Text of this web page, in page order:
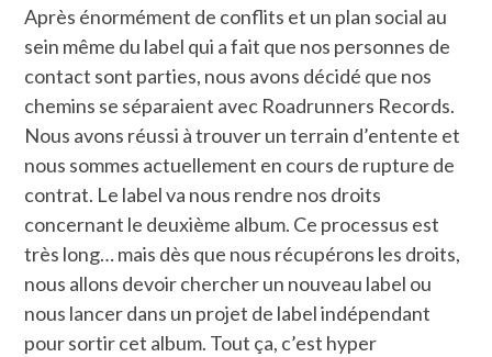
Après énormément de conflits et un plan social au
sein même du label qui a fait que nos personnes de
contact sont parties, nous avons décidé que nos
chemins se séparaient avec Roadrunners Records.
Nous avons réussi à trouver un terrain d’entente et
nous sommes actuellement en cours de rupture de
contrat. Le label va nous rendre nos droits
concernant le deuxième album. Ce processus est
très long… mais dès que nous récupérons les droits,
nous allons devoir chercher un nouveau label ou
nous lancer dans un projet de label indépendant
pour sortir cet album. Tout ça, c’est hyper